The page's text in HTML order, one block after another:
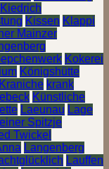
Kiedrich
Kissen Klappi
Mainzer
Kokerei
Königshütte
Kraniche krank
Künstliche
Laeunau Lage
Spitzje
Twickel
Langenberg
Lauffen